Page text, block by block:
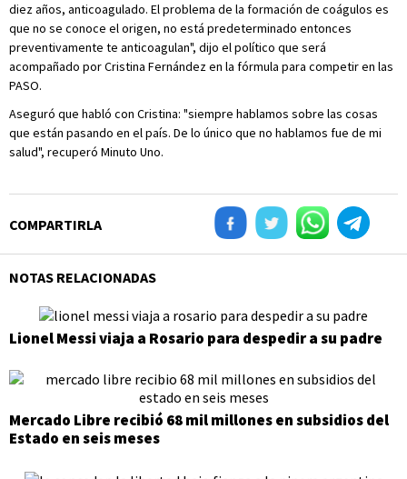
diez años, anticoagulado. El problema de la formación de coágulos es
que no se conoce el origen, no está predeterminado entonces
preventivamente te anticoagulan", dijo el político que será
acompañado por Cristina Fernández en la fórmula para competir en las
PASO.
Aseguró que habló con Cristina: "siempre hablamos sobre las cosas
que están pasando en el país. De lo único que no hablamos fue de mi
salud", recuperó Minuto Uno.
COMPARTIRLA
NOTAS RELACIONADAS
Lionel Messi viaja a Rosario para despedir a su padre
Mercado Libre recibió 68 mil millones en subsidios del
Estado en seis meses